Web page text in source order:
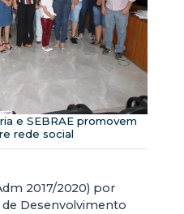
e SEBRAE promovem
rede social
2017/2020) por
de Desenvolvimento